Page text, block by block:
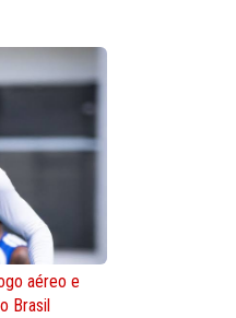
aéreo e
Brasil